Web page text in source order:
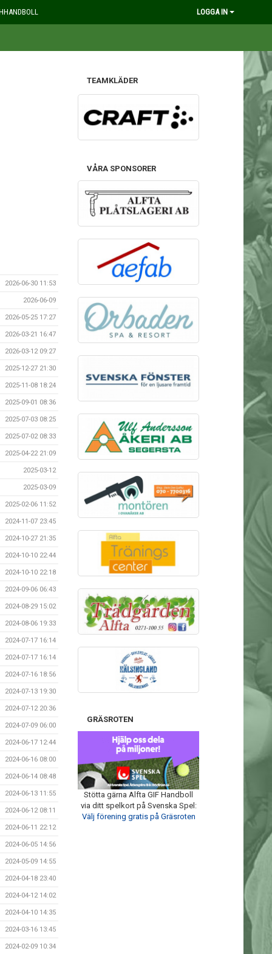
LOGGA IN
2026-06-30 11:53
2026-06-09
2026-05-25 17:27
2026-03-21 16:47
2026-03-12 09:27
2025-12-27 21:30
2025-11-08 18:24
2025-09-01 08:36
2025-07-03 08:25
2025-07-02 08:33
2025-04-22 21:09
2025-03-12
2025-03-09
2025-02-06 11:52
2024-11-07 23:45
2024-10-27 21:35
2024-10-10 22:44
2024-10-10 22:18
2024-09-06 06:43
2024-08-29 15:02
2024-08-06 19:33
2024-07-17 16:14
2024-07-17 16:14
2024-07-16 18:56
2024-07-13 19:30
2024-07-12 20:36
2024-07-09 06:00
2024-06-17 12:44
2024-06-16 08:00
2024-06-14 08:48
2024-06-13 11:55
2024-06-12 08:11
2024-06-11 22:12
2024-06-05 14:56
2024-05-09 14:55
2024-04-18 23:40
2024-04-12 14:02
2024-04-10 14:35
2024-03-16 13:45
2024-02-09 10:34
TEAMKLÄDER
VÅRA SPONSORER
GRÄSROTEN
Stötta gärna Alfta GIF Handboll
via ditt spelkort på Svenska Spel:
Välj förening gratis på Gräsroten